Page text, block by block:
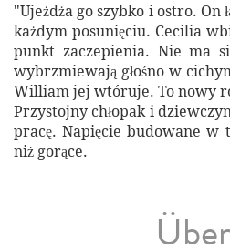
"Ujeżdża go szybko i ostro.
każdym posunięciu. Cecilia
punkt zaczepienia. Nie ma
wybrzmiewają głośno w
William jej wtóruje. To nowy
Przystojny chłopak i
pracę. Napięcie budowane w
niż gorące.